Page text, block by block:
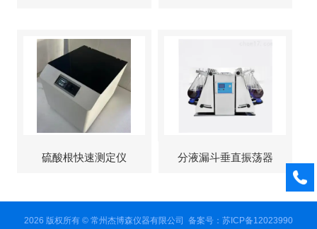
硫酸根快速测定仪 分液漏斗垂直振荡器
2026 版权所有 © 常州杰博森仪器有限公司 备案号：苏ICP备12023990